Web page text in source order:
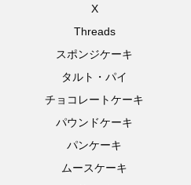
X
Threads
スポンジケーキ
タルト・パイ
チョコレートケーキ
パウンドケーキ
パンケーキ
ムースケーキ